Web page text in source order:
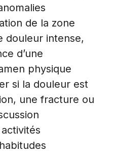
de la zone
douleur intense,
d’une
physique
si la douleur est
une fracture ou